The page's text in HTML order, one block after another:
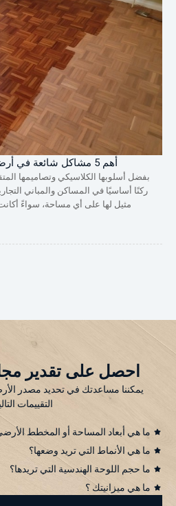
أهم 5 مشاكل شائعة في أرضيات الباركيه وكيفية ترميمها
بفضل أسلوبها الكلاسيكي وتصاميمها
ركنًا أساسيًا في المساكن والمباني
مثيل لها على أي مساحة، سواءً
المشاكل المتكررة. ولحسن الحظ، يُمكن
احصل على تقدير
يمكننا مساعدتك في تحديد مصدر
التقييمات
ما هي أبعاد المساحة أو المخطط
ما هي الأنماط التي تريد وضعها؟
ما حجم اللوحة الهندسية التي تريدها؟
ما هي ميزانيتك ؟